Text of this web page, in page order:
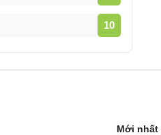
10
Mới nhất